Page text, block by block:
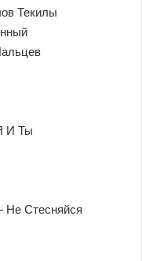
Текилы
И Ты
Стесняйся